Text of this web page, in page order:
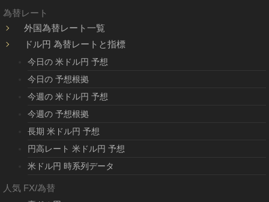
為替レート
外国為替レート一覧
ドル円 為替レートと指標
今日の 米ドル円 予想
今日の 予想根拠
今週の 米ドル円 予想
今週の 予想根拠
長期 米ドル円 予想
円高レート 米ドル円 予想
米ドル円 時系列データ
人気 FX/為替